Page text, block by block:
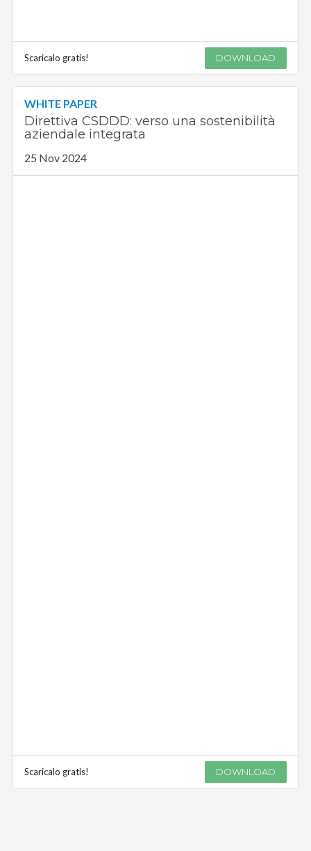
Scaricalo gratis! DOWNLOAD
WHITE PAPER
Direttiva CSDDD: verso una sostenibilità
aziendale integrata
25 Nov 2024
Scaricalo gratis! DOWNLOAD